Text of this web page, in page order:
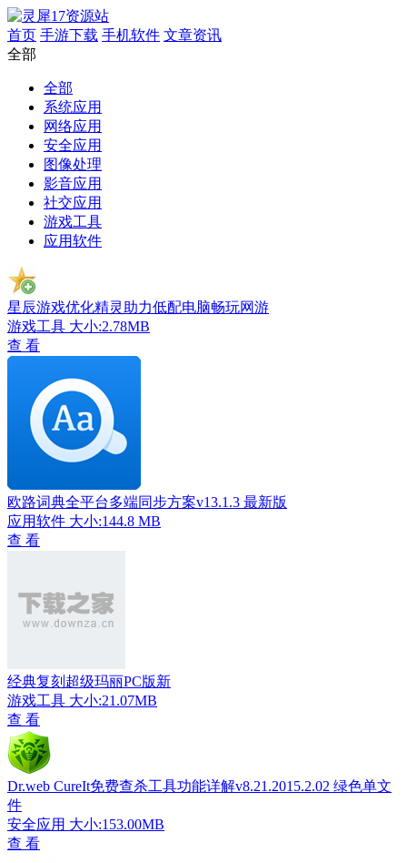
首页 手游下载 手机软件 文章资讯
全部
全部
系统应用
网络应用
安全应用
图像处理
影音应用
社交应用
游戏工具
应用软件
星辰游戏优化精灵助力低配电脑畅玩网游
游戏工具 大小:2.78MB
查 看
欧路词典全平台多端同步方案v13.1.3 最新版
应用软件 大小:144.8 MB
查 看
经典复刻超级玛丽PC版新
游戏工具 大小:21.07MB
查 看
Dr.web CureIt免费查杀工具功能详解v8.21.2015.2.02 绿色单文
件
安全应用 大小:153.00MB
查 看